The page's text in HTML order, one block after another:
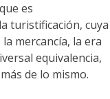
es
turistificación, cuya
mercancía, la era
equivalencia,
de lo mismo.